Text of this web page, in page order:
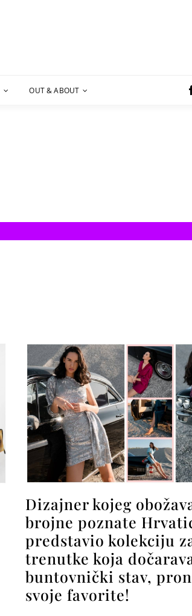
OUT & ABOUT
Dizajner kojeg
brojne poznate
predstavio kolekciju
trenutke koja
buntovnički stav,
svoje favorite!